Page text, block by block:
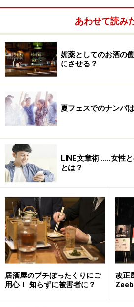
あわせて読み
媚薬としてのお酒の
にさせる？
夏フェスでのナンパ
LINE文章術……女性
とは？
居酒屋のプチぼったくりにご
用心！ 知らずに被害者に？
改正